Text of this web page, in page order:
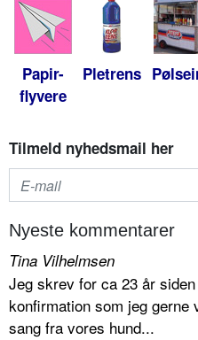
Papir-
flyvere
Pletrens
Tilmeld nyhedsmail her
Nyeste kommentarer
Tina Vilhelmsen
Jeg skrev for ca 23 år
konfirmation som jeg
sang fra vores hund...